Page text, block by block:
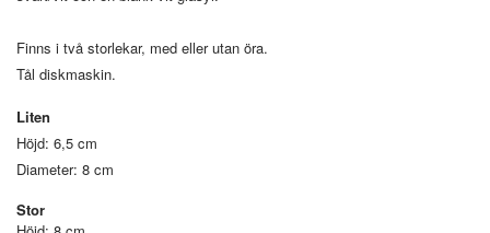
Finns i två storlekar, med eller utan öra.
Tål diskmaskin.
Liten
Höjd: 6,5 cm
Diameter: 8 cm
Stor